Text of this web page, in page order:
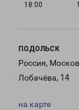
18:00
ПОДОЛЬСК
Россия,
Лобачёва, 14
на карте